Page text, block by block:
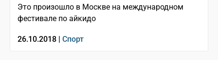
Это произошло в Москве на международном
фестивале по айкидо
26.10.2018 | Спорт